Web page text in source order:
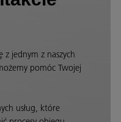
z jednym z naszych
pomóc Twojej
usług, które